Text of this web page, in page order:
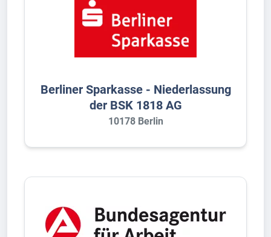
Berliner Sparkasse - Niederlassung
der BSK 1818 AG
10178 Berlin